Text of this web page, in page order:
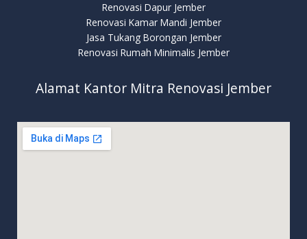
Renovasi Dapur Jember
Renovasi Kamar Mandi Jember
Jasa Tukang Borongan Jember
Renovasi Rumah Minimalis Jember
Alamat Kantor Mitra Renovasi Jember